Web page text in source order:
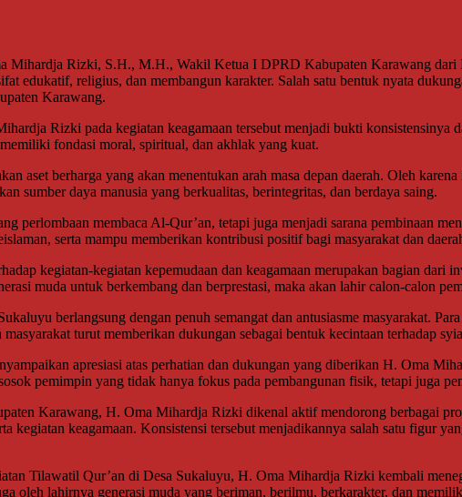
Rizki, S.H., M.H., Wakil Ketua I DPRD Kabupaten Karawang dari
edukatif, religius, dan membangun karakter. Salah satu bentuk nyata
Karawang.
Rizki pada kegiatan keagamaan tersebut menjadi bukti
fondasi moral, spiritual, dan akhlak yang kuat.
aset berharga yang akan menentukan arah masa depan daerah. Oleh
sumber daya manusia yang berkualitas, berintegritas, dan berdaya saing.
perlombaan membaca Al-Qur’an, tetapi juga menjadi sarana pembinaan
serta mampu memberikan kontribusi positif bagi masyarakat dan
kegiatan-kegiatan kepemudaan dan keagamaan merupakan bagian
muda untuk berkembang dan berprestasi, maka akan lahir calon-calon
berlangsung dengan penuh semangat dan antusiasme masyarakat.
turut memberikan dukungan sebagai bentuk kecintaan terhadap
apresiasi atas perhatian dan dukungan yang diberikan H. Oma
pemimpin yang tidak hanya fokus pada pembangunan fisik, tetapi juga
Karawang, H. Oma Mihardja Rizki dikenal aktif mendorong berbagai
kegiatan keagamaan. Konsistensi tersebut menjadikannya salah satu figur
Tilawatil Qur’an di Desa Sukaluyu, H. Oma Mihardja Rizki kembali
oleh lahirnya generasi muda yang beriman, berilmu, berkarakter, dan